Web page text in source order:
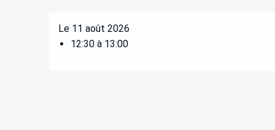
Le 11 août 2026
12:30 à 13:00